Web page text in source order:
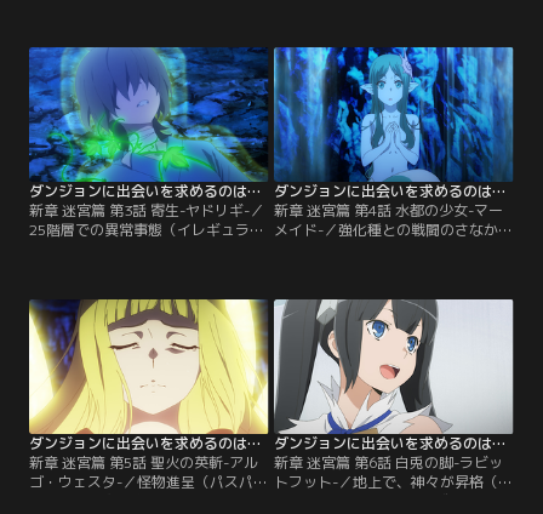
ミリア】の冒険者、ベル・クラネ
ル。それに伴い派閥のランクも上
昇、ベル達はギルドから強制任務
（ミッション）を課されることにな
る。その内容はダンジョン到達階数
の更新--。【提供：バンダイチャン
ネル】
ア・ファミリア】。ふたりのLv.4冒
険者を擁するパーティは、順調に中
層を突破し、中層と下層の分水嶺と
なる24階層で野営を張ることに。未
踏の領域----下層への…。【提供：
バンダイチャンネル】
ダンジョンに出会いを求めるのは間違っているだろうかIV 第03話
新章 迷宮篇 第3話 寄生-ヤドリギ-／
25階層での異常事態（イレギュラ
てしまう。先だって強化種の被害に
あったルヴィスの助言も得て、ベル
達は地上への帰還よりも、強化種を
討伐することで、千草を蝕む元凶を
断つこと、そして…。【提供：バン
ダイチャンネル】
ダンジョンに出会いを求めるのは間違っているだろうかIV 第04話
新章 迷宮篇 第4話 水都の少女-マー
メイド-／強化種との戦闘のさなか、
の生き血で全快したベルは、マリィ
に連れられ安全な場所へと一時避難
することに。一方で、ベル不在とな
ってしまったリリ達だったが、強化
種の被害にあった冒険者達とも合
流・連携し…。【提供：バンダイチ
ャンネル】
ダンジョンに出会いを求めるのは間違っているだろうかIV 第05話
新章 迷宮篇 第5話 聖火の英斬-アル
ゴ・ウェスタ-／怪物進呈（パスパレ
ダンジョンに出会いを求めるのは間違っているだろうかIV 第06話
新章 迷宮篇 第6話 白兎の脚-ラビッ
トフット-／地上で、神々が昇格（ラ
ンクアップ）したベルやヴェルフの